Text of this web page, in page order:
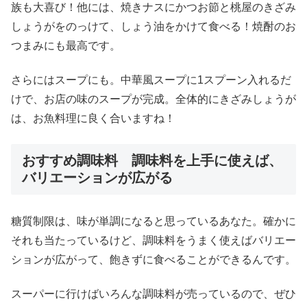
族も大喜び！他には、焼きナスにかつお節と桃屋のきざみ
しょうがをのっけて、しょう油をかけて食べる！焼酎のお
つまみにも最高です。
さらにはスープにも。中華風スープに1スプーン入れるだ
けで、お店の味のスープが完成。全体的にきざみしょうが
は、お魚料理に良く合いますね！
おすすめ調味料 調味料を上手に使えば、
バリエーションが広がる
糖質制限は、味が単調になると思っているあなた。確かに
それも当たっているけど、調味料をうまく使えばバリエー
ションが広がって、飽きずに食べることができるんです。
スーパーに行けばいろんな調味料が売っているので、ぜひ